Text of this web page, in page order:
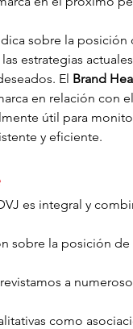
sobre la posición
estrategias
El Brand
en relación con
útil para
y eficiente.
es integral y
sobre la posición
a
como